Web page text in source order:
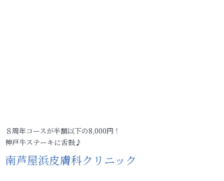
８周年コースが半額以下の8,000円！
神戸牛ステーキに舌鼓♪
南芦屋浜皮膚科クリニック